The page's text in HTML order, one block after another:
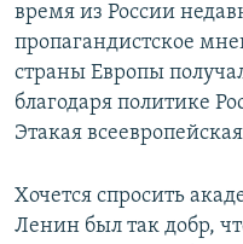
время из России
пропагандистское
страны Европы
благодаря политике
Этакая
Хочется спросить
Ленин был так добр,